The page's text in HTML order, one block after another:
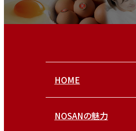
HOME
NOSANの魅力